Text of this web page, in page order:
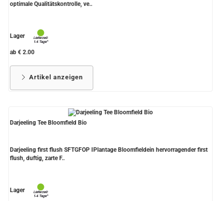
optimale Qualitätskontrolle, ve..
Lager
ab € 2.00
Artikel anzeigen
Darjeeling Tee Bloomfield Bio
Darjeeling first flush SFTGFOP IPlantage Bloomfieldein hervorragender first
flush, duftig, zarte F..
Lager